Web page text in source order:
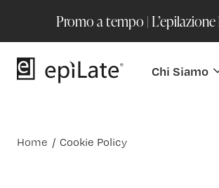
Promo a tempo |
Chi Siamo
Home / Cookie Policy